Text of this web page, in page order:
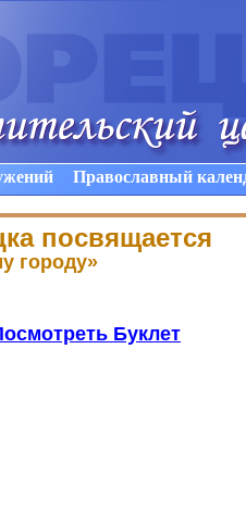
Православный
посвящается
городу»
Буклет